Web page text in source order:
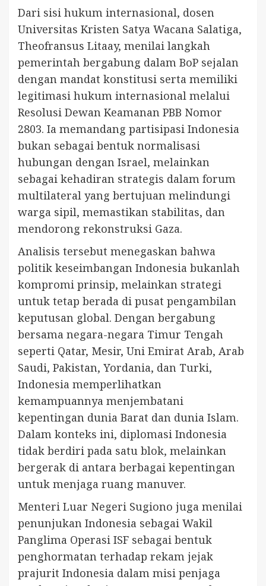
Dari sisi hukum internasional, dosen
Universitas Kristen Satya Wacana Salatiga,
Theofransus Litaay, menilai langkah
pemerintah bergabung dalam BoP sejalan
dengan mandat konstitusi serta memiliki
legitimasi hukum internasional melalui
Resolusi Dewan Keamanan PBB Nomor
2803. Ia memandang partisipasi Indonesia
bukan sebagai bentuk normalisasi
hubungan dengan Israel, melainkan
sebagai kehadiran strategis dalam forum
multilateral yang bertujuan melindungi
warga sipil, memastikan stabilitas, dan
mendorong rekonstruksi Gaza.
Analisis tersebut menegaskan bahwa
politik keseimbangan Indonesia bukanlah
kompromi prinsip, melainkan strategi
untuk tetap berada di pusat pengambilan
keputusan global. Dengan bergabung
bersama negara-negara Timur Tengah
seperti Qatar, Mesir, Uni Emirat Arab, Arab
Saudi, Pakistan, Yordania, dan Turki,
Indonesia memperlihatkan
kemampuannya menjembatani
kepentingan dunia Barat dan dunia Islam.
Dalam konteks ini, diplomasi Indonesia
tidak berdiri pada satu blok, melainkan
bergerak di antara berbagai kepentingan
untuk menjaga ruang manuver.
Menteri Luar Negeri Sugiono juga menilai
penunjukan Indonesia sebagai Wakil
Panglima Operasi ISF sebagai bentuk
penghormatan terhadap rekam jejak
prajurit Indonesia dalam misi penjaga